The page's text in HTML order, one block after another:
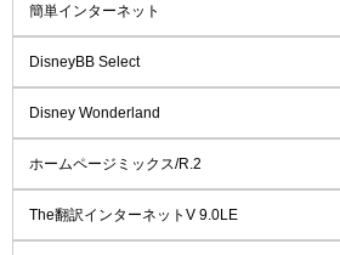
簡単インターネット
DisneyBB Select
Disney Wonderland
ホームページミックス/R.2
The翻訳インターネットV 9.0LE